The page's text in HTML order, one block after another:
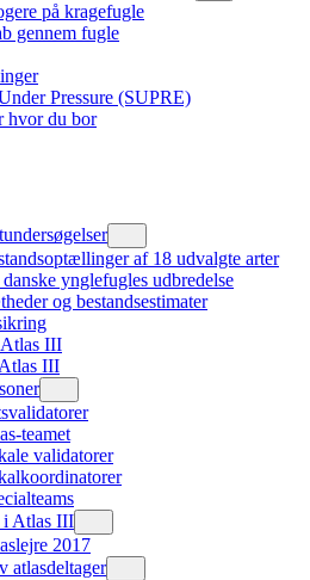
på kragefugle
gennem fugle
Pressure (SUPRE)
hvor du bor
af 18 udvalgte arter
ynglefugles udbredelse
og bestandsestimater
III
III
teamet
validatorer
Atlas III
2017
atlasdeltager